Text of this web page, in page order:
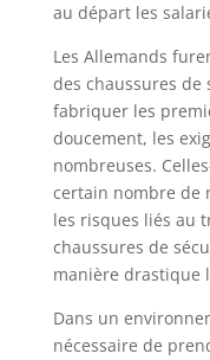
au départ les
Les Allemands
des chaussures de
fabriquer les
doucement, les
nombreuses.
certain nombre de
les risques liés au
chaussures de
manière drastique
Dans un
nécessaire de